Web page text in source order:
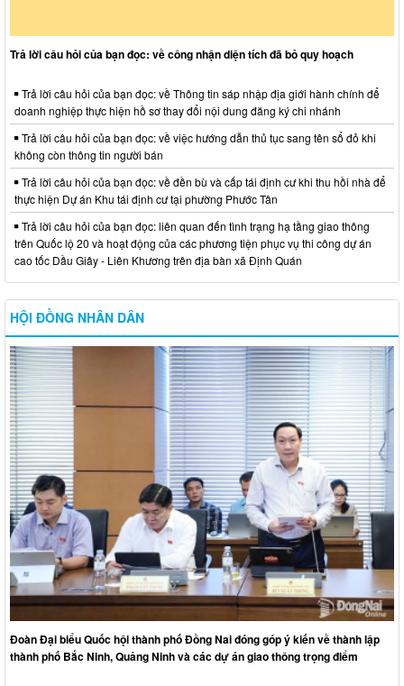
Trả lời câu hỏi của bạn đọc: về công nhận diện tích đã bỏ quy hoạch
Trả lời câu hỏi của bạn đọc: về Thông tin sáp nhập địa giới hành chính để
doanh nghiệp thực hiện hồ sơ thay đổi nội dung đăng ký chi nhánh
Trả lời câu hỏi của bạn đọc: về việc hướng dẫn thủ tục sang tên sổ đỏ khi
không còn thông tin người bán
Trả lời câu hỏi của bạn đọc: về đền bù và cấp tái định cư khi thu hồi nhà để
thực hiện Dự án Khu tái định cư tại phường Phước Tân
Trả lời câu hỏi của bạn đọc: liên quan đến tình trạng hạ tầng giao thông
trên Quốc lộ 20 và hoạt động của các phương tiện phục vụ thi công dự án
cao tốc Dầu Giây - Liên Khương trên địa bàn xã Định Quán
HỘI ĐỒNG NHÂN DÂN
Đoàn Đại biểu Quốc hội thành phố Đồng Nai đóng góp ý kiến về thành lập
thành phố Bắc Ninh, Quảng Ninh và các dự án giao thông trọng điểm